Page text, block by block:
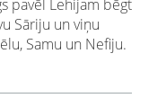
pavēl Lehijam bēgt
Sāriju un viņu
Samu un Nefiju.